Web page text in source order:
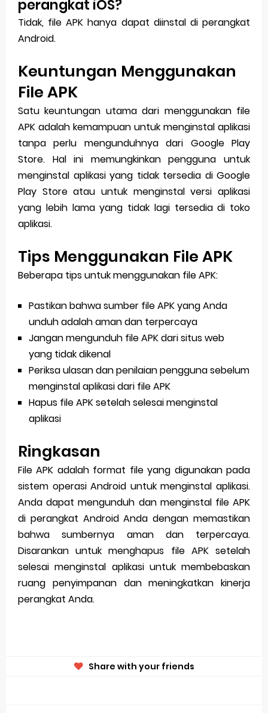
perangkat iOS?
Tidak, file APK hanya dapat diinstal di perangkat
Android.
Keuntungan Menggunakan
File APK
Satu keuntungan utama dari menggunakan file
APK adalah kemampuan untuk menginstal aplikasi
tanpa perlu mengunduhnya dari Google Play
Store. Hal ini memungkinkan pengguna untuk
menginstal aplikasi yang tidak tersedia di Google
Play Store atau untuk menginstal versi aplikasi
yang lebih lama yang tidak lagi tersedia di toko
aplikasi.
Tips Menggunakan File APK
Beberapa tips untuk menggunakan file APK:
Pastikan bahwa sumber file APK yang Anda
unduh adalah aman dan terpercaya
Jangan mengunduh file APK dari situs web
yang tidak dikenal
Periksa ulasan dan penilaian pengguna sebelum
menginstal aplikasi dari file APK
Hapus file APK setelah selesai menginstal
aplikasi
Ringkasan
File APK adalah format file yang digunakan pada
sistem operasi Android untuk menginstal aplikasi.
Anda dapat mengunduh dan menginstal file APK
di perangkat Android Anda dengan memastikan
bahwa sumbernya aman dan terpercaya.
Disarankan untuk menghapus file APK setelah
selesai menginstal aplikasi untuk membebaskan
ruang penyimpanan dan meningkatkan kinerja
perangkat Anda.
Share with your friends